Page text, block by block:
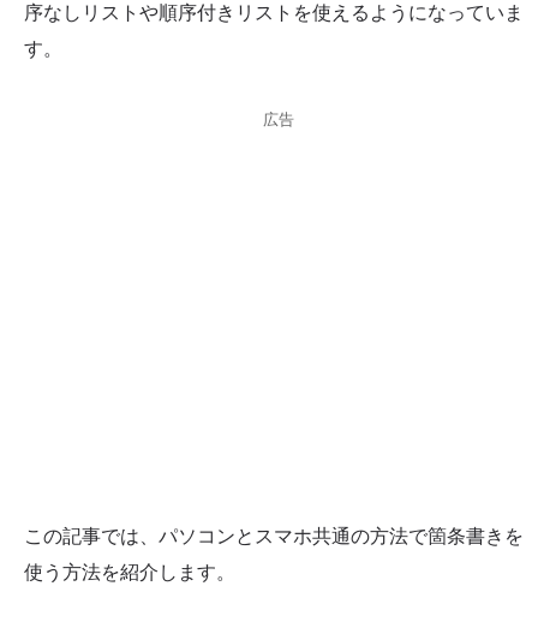
序なしリストや順序付きリストを使えるようになっていま
す。
広告
この記事では、パソコンとスマホ共通の方法で箇条書きを
使う方法を紹介します。